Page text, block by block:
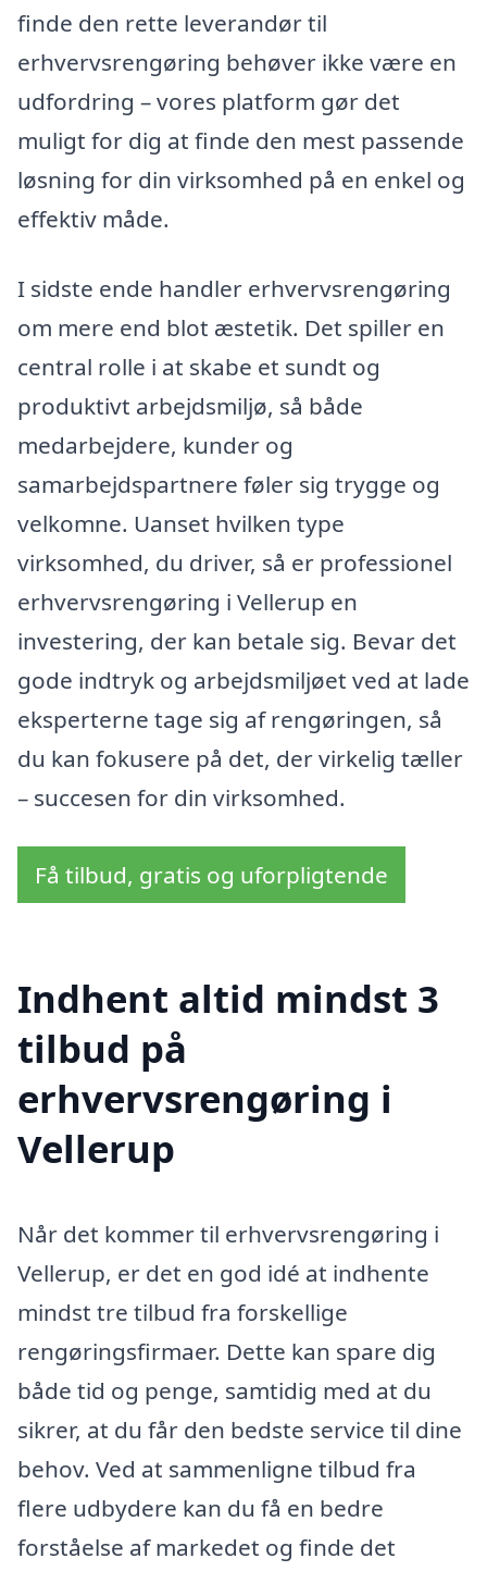
finde den rette leverandør til
erhvervsrengøring behøver ikke være en
udfordring – vores platform gør det
muligt for dig at finde den mest passende
løsning for din virksomhed på en enkel og
effektiv måde.
I sidste ende handler erhvervsrengøring
om mere end blot æstetik. Det spiller en
central rolle i at skabe et sundt og
produktivt arbejdsmiljø, så både
medarbejdere, kunder og
samarbejdspartnere føler sig trygge og
velkomne. Uanset hvilken type
virksomhed, du driver, så er professionel
erhvervsrengøring i Vellerup en
investering, der kan betale sig. Bevar det
gode indtryk og arbejdsmiljøet ved at lade
eksperterne tage sig af rengøringen, så
du kan fokusere på det, der virkelig tæller
– succesen for din virksomhed.
Få tilbud, gratis og uforpligtende
Indhent altid mindst 3
tilbud på
erhvervsrengøring i
Vellerup
Når det kommer til erhvervsrengøring i
Vellerup, er det en god idé at indhente
mindst tre tilbud fra forskellige
rengøringsfirmaer. Dette kan spare dig
både tid og penge, samtidig med at du
sikrer, at du får den bedste service til dine
behov. Ved at sammenligne tilbud fra
flere udbydere kan du få en bedre
forståelse af markedet og finde det